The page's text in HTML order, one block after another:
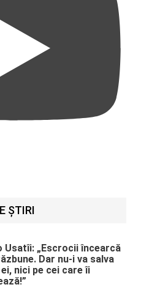
ȘTIRI
Usatîi: „Escrocii încearcă
Dar nu-i va salva
nici pe cei care îi